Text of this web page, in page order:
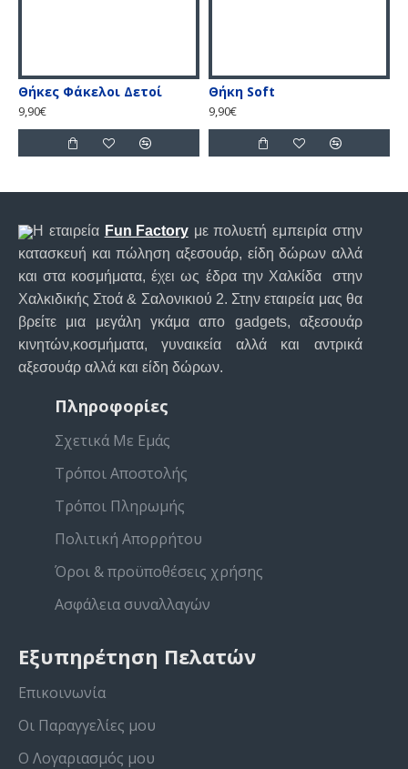
Θήκες Φάκελοι Δετοί
9,90€
Θήκη Soft
9,90€
Η εταιρεία Fun Factory με πολυετή εμπειρία στην
κατασκευή και πώληση αξεσουάρ, είδη δώρων αλλά
και στα κοσμήματα, έχει ως έδρα την Χαλκίδα στην
Χαλκιδικής Στοά & Σαλονικιού 2. Στην εταιρεία μας θα
βρείτε μια μεγάλη γκάμα απο gadgets, αξεσουάρ
κινητών,κοσμήματα, γυναικεία αλλά και αντρικά
αξεσουάρ αλλά και είδη δώρων.
Πληροφορίες
Σχετικά Με Εμάς
Τρόποι Αποστολής
Τρόποι Πληρωμής
Πολιτική Απορρήτου
Όροι & προϋποθέσεις χρήσης
Ασφάλεια συναλλαγών
Εξυπηρέτηση Πελατών
Επικοινωνία
Οι Παραγγελίες μου
Ο Λογαριασμός μου